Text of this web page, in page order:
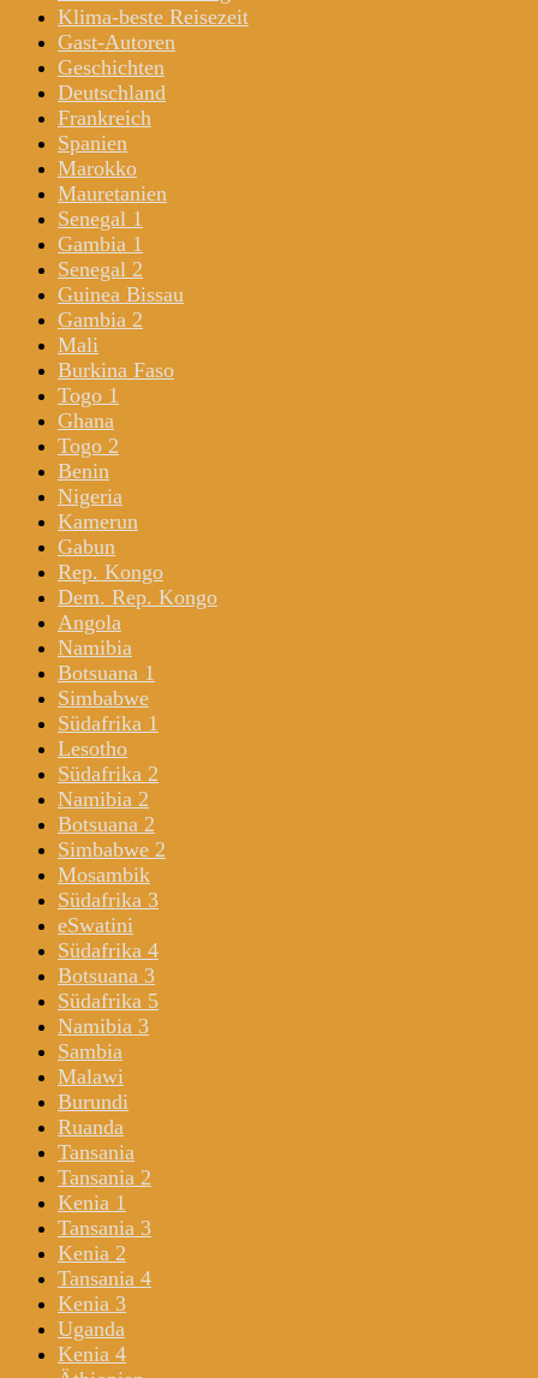
Klima-beste Reisezeit
Gast-Autoren
Geschichten
Deutschland
Frankreich
Spanien
Marokko
Mauretanien
Senegal 1
Gambia 1
Senegal 2
Guinea Bissau
Gambia 2
Mali
Burkina Faso
Togo 1
Ghana
Togo 2
Benin
Nigeria
Kamerun
Gabun
Rep. Kongo
Dem. Rep. Kongo
Angola
Namibia
Botsuana 1
Simbabwe
Südafrika 1
Lesotho
Südafrika 2
Namibia 2
Botsuana 2
Simbabwe 2
Mosambik
Südafrika 3
eSwatini
Südafrika 4
Botsuana 3
Südafrika 5
Namibia 3
Sambia
Malawi
Burundi
Ruanda
Tansania
Tansania 2
Kenia 1
Tansania 3
Kenia 2
Tansania 4
Kenia 3
Uganda
Kenia 4